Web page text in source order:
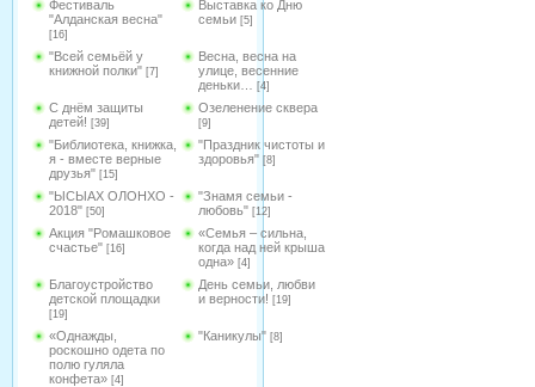
Фестиваль
"Алданская весна"
[16]
Выставка ко Дню
семьи [5]
"Всей семьёй у
книжной полки" [7]
Весна, весна на
улице, весенние
деньки…
[4]
С днём защиты
детей! [39]
Озеленение сквера
[9]
"Библиотека, книжка,
я - вместе верные
друзья" [15]
"Праздник чистоты и
здоровья" [8]
"ЫСЫАХ ОЛОНХО -
2018" [50]
"Знамя семьи -
любовь" [12]
Акция "Ромашковое
счастье" [16]
«Семья – сильна,
когда над ней крыша
одна» [4]
Благоустройство
детской площадки
[19]
День семьи, любви
и верности! [19]
«Однажды,
роскошно одета по
полю гуляла
конфета» [4]
"Каникулы" [8]